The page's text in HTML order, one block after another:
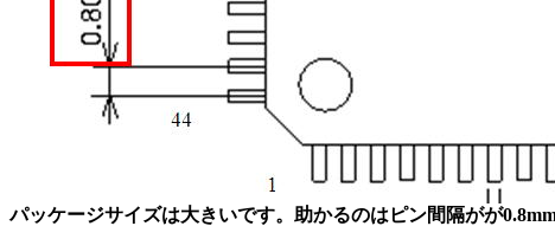
パッケージサイズは大きいです。助かるのはピン間隔がが